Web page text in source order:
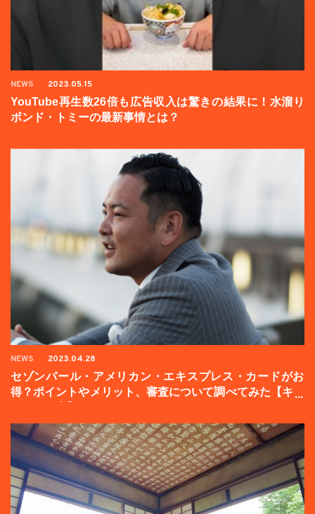
NEWS 2023.05.15
YouTube再生数26倍も広告収入は驚きの結果に！水溜り
ボンド・トミーの最新事情とは？
NEWS 2023.04.28
セゾンパール・アメリカン・エキスプレス・カードがお
得？ポイントやメリット、審査について調べてみた【キャ